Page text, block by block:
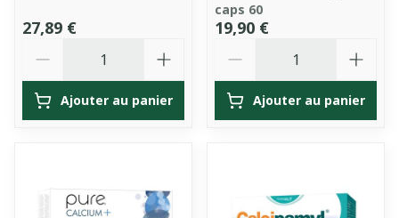
27,89 €
Ajouter au panier
caps 60
19,90 €
Ajouter au panier